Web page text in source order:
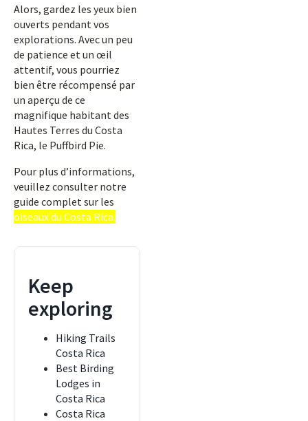
Alors, gardez les yeux bien
ouverts pendant vos
explorations. Avec un peu
de patience et un œil
attentif, vous pourriez
bien être récompensé par
un aperçu de ce
magnifique habitant des
Hautes Terres du Costa
Rica, le Puffbird Pie.
Pour plus d’informations,
veuillez consulter notre
guide complet sur les
oiseaux du Costa Rica.
Keep
exploring
Hiking Trails
Costa Rica
Best Birding
Lodges in
Costa Rica
Costa Rica